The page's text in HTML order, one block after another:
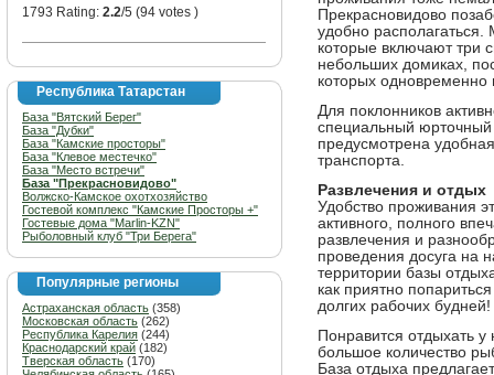
1793 Rating: 2.2/5 (94 votes )
Республика Татарстан
База "Вятский Берег"
База "Дубки"
База "Камские просторы"
База "Клевое местечко"
База "Место встречи"
База "Прекрасновидово"
Волжско-Камское охотхозяйство
Гостевой комплекс "Камские Просторы +"
Гостевые дома "Marlin-KZN"
Рыболовный клуб "Три Берега"
Популярные регионы
Астраханская область (358)
Московская область (262)
Республика Карелия (244)
Краснодарский край (182)
Тверская область (170)
Прекрасновидово
удобно
которые включают три
небольших домиках,
которых одновременно
Для поклонников
специальный юрточный
предусмотрена
транспорта.
Развлечения и отдых
Удобство проживания
активного, полного
развлечения и
проведения досуга на
территории базы
как приятно
долгих рабочих будней!
Понравится отдыхать
большое количество
База отдыха